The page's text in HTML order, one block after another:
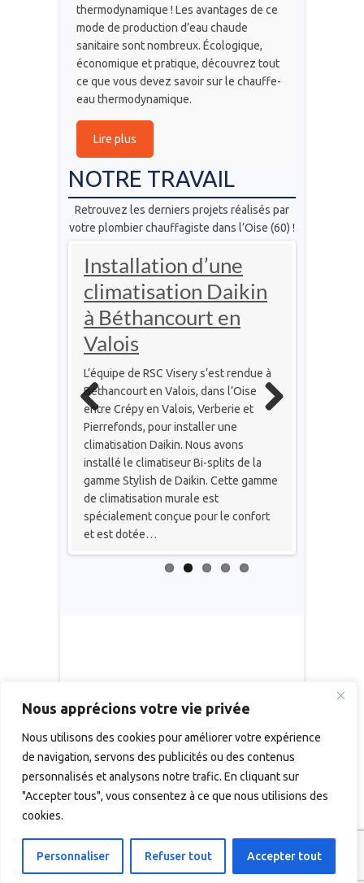
Nous apprécions votre vie privée
Nous utilisons des cookies pour améliorer votre expérience
de navigation, servons des publicités ou des contenus
personnalisés et analysons notre trafic. En cliquant sur
"Accepter tous", vous consentez à ce que nous utilisions des
cookies.
Personnaliser Refuser tout Accepter tout
thermodynamique ! Les avantages de ce
mode de production d’eau chaude
sanitaire sont nombreux. Écologique,
économique et pratique, découvrez tout
ce que vous devez savoir sur le chauffe-
eau thermodynamique.
Lire plus
NOTRE TRAVAIL
Retrouvez les derniers projets réalisés par
votre plombier chauffagiste dans l’Oise (60) !
Installation d’une
climatisation Daikin
à Béthancourt en
Valois
L’équipe de RSC Visery s’est rendue à
Béthancourt en Valois, dans l’Oise
entre Crépy en Valois, Verberie et
Pierrefonds, pour installer une
climatisation Daikin. Nous avons
installé le climatiseur Bi-splits de la
gamme Stylish de Daikin. Cette gamme
de climatisation murale est
spécialement conçue pour le confort
et est dotée…
Previo
us
RÈGLEMENT GÉNÉRAL SUR LA PROTECTION
DES DONNÉES
FacebookLinkedIn